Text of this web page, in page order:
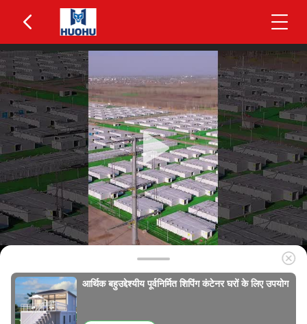
आर्थिक बहुउद्देश्यीय पूर्वनिर्मित शिपिंग कंटेनर घरों के लिए उपयोग